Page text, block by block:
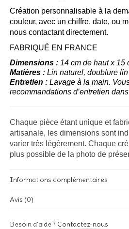
Création personnalisable à la
couleur, avec un chiffre, date, ou
nous contactant directement.
FABRIQUÉ EN FRANCE
Dimensions : 14 cm de haut x 15
Matières : Lin naturel, doublure
Entretien : Lavage à la main.
recommandations d’entretien
Chaque pièce étant unique et
artisanale, les dimensions sont
varier très légèrement. Chaque
plus possible de la photo de
Informations complémentaires
Poids
Avis (0)
Besoin d'aide ? Contactez-nous